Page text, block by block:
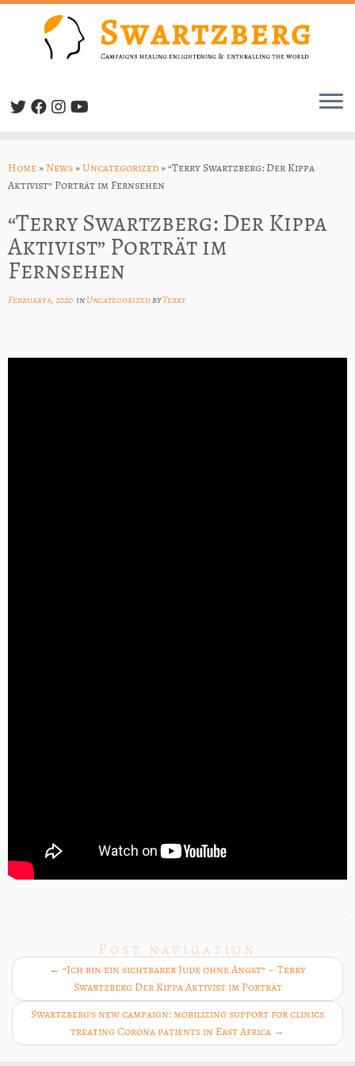
to
content
Home» News»Uncategorized»“Terry Swartzberg: Der Kippa
Aktivist” Porträt im Fernsehen
“Terry Swartzberg: Der Kippa
Aktivist” Porträt im
Fernsehen
February 6, 2020 inUncategorizedbyTerry
Post navigation
← “Ich bin ein sichtbarer Jude ohne Angst” – Terry
Swartzberg Der Kippa Aktivist im Porträt
Swartzberg’s new campaign: mobilizing support for clinics
treating Corona patients in East Africa →